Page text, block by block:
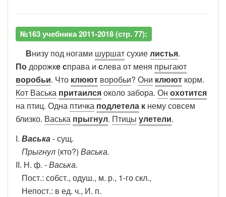
№163 учебника 2011-2018 (стр. 77):
Внизу под ногами шуршатсухиелистья.
По дорожкесправа и слева от меня прыгают
воробьи. Что клюют воробьи? Они клюют корм.
Кот Васька притаилсяоколо забора. Он охотится
на птиц. Одна птичка подлетела к нему совсем
близко. Васька прыгнул. Птицы улетели.
I. Васька- сущ.
Прыгнул (кто?) Васька.
II. Н. ф. -Васька.
Пост.: собст., одуш., м. р., 1-го скл.,
Непост.: в ед. ч., И. п.